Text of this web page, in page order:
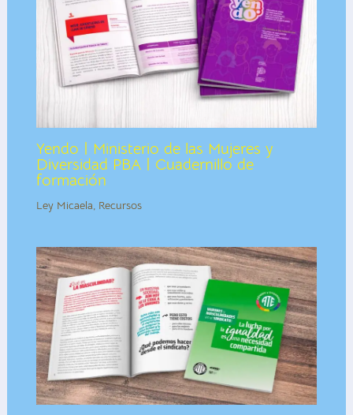
Yendo | Ministerio de las Mujeres y
Diversidad PBA | Cuadernillo de
formación
Ley Micaela, Recursos